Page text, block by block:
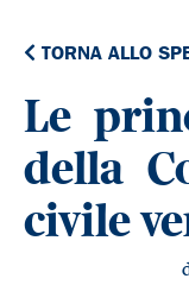
TORNA ALLO
Le
della
civile